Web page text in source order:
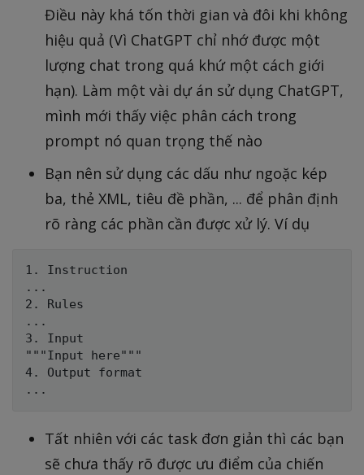
Điều này khá tốn thời gian và đôi khi không
hiệu quả (Vì ChatGPT chỉ nhớ được một
lượng chat trong quá khứ một cách giới
hạn). Làm một vài dự án sử dụng ChatGPT,
mình mới thấy việc phân cách trong
prompt nó quan trọng thế nào
Bạn nên sử dụng các dấu như ngoặc kép
ba, thẻ XML, tiêu đề phần, ... để phân định
rõ ràng các phần cần được xử lý. Ví dụ
1. Instruction
...
2. Rules
...
3. Input
"""Input here"""
4. Output format
Tất nhiên với các task đơn giản thì các bạn
sẽ chưa thấy rõ được ưu điểm của chiến